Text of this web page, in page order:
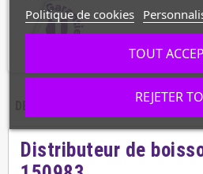
Distributeur de
Politique de cookies
REJETER
TOUT